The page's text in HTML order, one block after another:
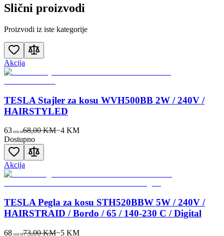
Slični proizvodi
Proizvodi iz iste kategorije
Akcija
TESLA Stajler za kosu WVH500BB 2W / 240V /
HAIRSTYLED
63 90KM68,00 KM−4KM
Dostupno
Akcija
TESLA Pegla za kosu STH520BBW 5W / 240V /
HAIRSTRAID / Bordo / 65 / 140-230 C / Digital
68 50KM73,00 KM−5KM